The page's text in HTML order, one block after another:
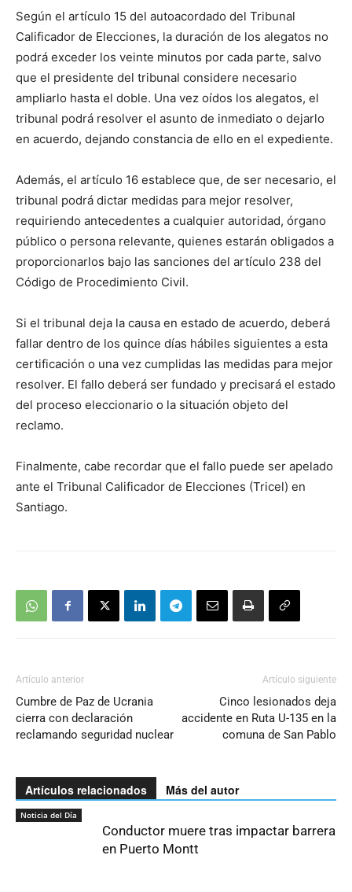
Según el artículo 15 del autoacordado del Tribunal
Calificador de Elecciones, la duración de los alegatos no
podrá exceder los veinte minutos por cada parte, salvo
que el presidente del tribunal considere necesario
ampliarlo hasta el doble. Una vez oídos los alegatos, el
tribunal podrá resolver el asunto de inmediato o dejarlo
en acuerdo, dejando constancia de ello en el expediente.
Además, el artículo 16 establece que, de ser necesario, el
tribunal podrá dictar medidas para mejor resolver,
requiriendo antecedentes a cualquier autoridad, órgano
público o persona relevante, quienes estarán obligados a
proporcionarlos bajo las sanciones del artículo 238 del
Código de Procedimiento Civil.
Si el tribunal deja la causa en estado de acuerdo, deberá
fallar dentro de los quince días hábiles siguientes a esta
certificación o una vez cumplidas las medidas para mejor
resolver. El fallo deberá ser fundado y precisará el estado
del proceso eleccionario o la situación objeto del
reclamo.
Finalmente, cabe recordar que el fallo puede ser apelado
ante el Tribunal Calificador de Elecciones (Tricel) en
Santiago.
Artículo anterior
Cumbre de Paz de Ucrania
cierra con declaración
reclamando seguridad nuclear
Artículo siguiente
Cinco lesionados deja
accidente en Ruta U-135 en la
comuna de San Pablo
Artículos relacionados Más del autor
Noticia del Día
Conductor muere tras impactar barrera
en Puerto Montt